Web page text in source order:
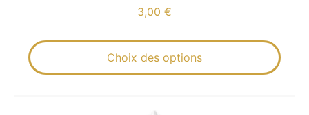
3,00 €
Choix des options